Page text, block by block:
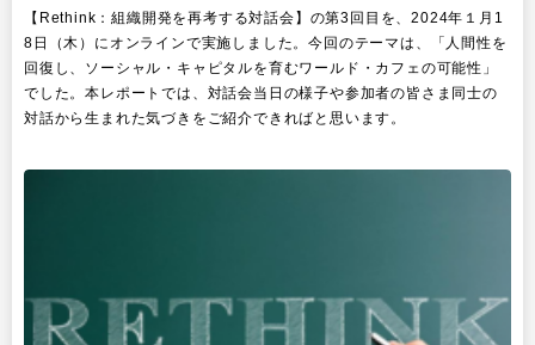
【Rethink：組織開発を再考する対話会】の第3回目を、2024年１月1
8日（木）にオンラインで実施しました。今回のテーマは、「人間性を
回復し、ソーシャル・キャピタルを育むワールド・カフェの可能性」
でした。本レポートでは、対話会当日の様子や参加者の皆さま同士の
対話から生まれた気づきをご紹介できればと思います。